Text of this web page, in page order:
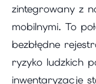
zintegrowany z
mobilnymi. To
bezbłędne
ryzyko ludzkich
inwentaryzacje